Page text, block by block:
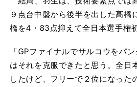
９点台中盤から後半を出した髙
橋を4・83点抑えて全日本選手権
「GPファイナルでサルコウをパ
はそれを克服できたと思う。全日
したけど、フリーで２位になっ